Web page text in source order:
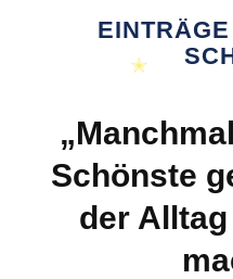
Schönste
der
✭